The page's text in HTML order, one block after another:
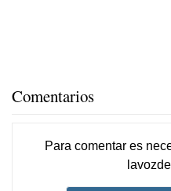
Comentarios
Para comentar es